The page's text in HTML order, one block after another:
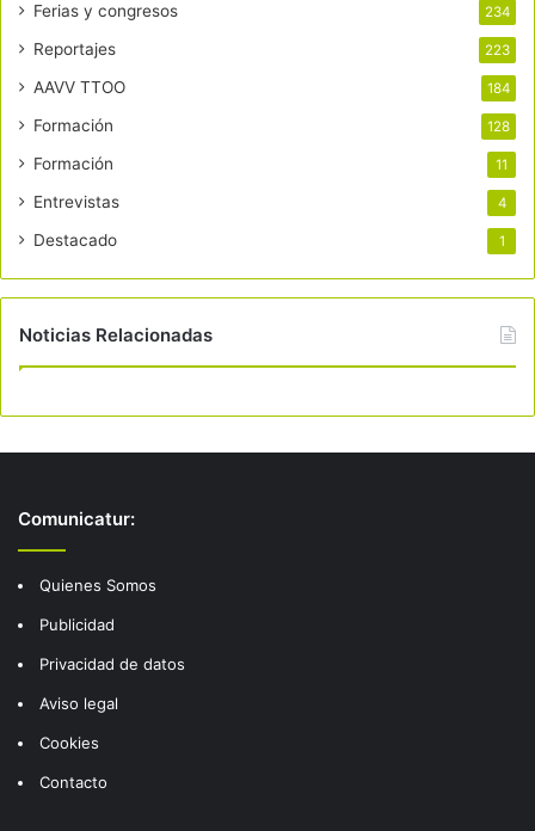
Ferias y congresos 234
Reportajes 223
AAVV TTOO 184
Formación 128
Formación 11
Entrevistas 4
Destacado 1
Noticias Relacionadas
Comunicatur:
Quienes Somos
Publicidad
Privacidad de datos
Aviso legal
Cookies
Contacto